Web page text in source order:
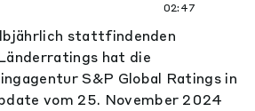
02:47
stattfindenden
hat die
S&P Global Ratings in
vom 25. November 2024